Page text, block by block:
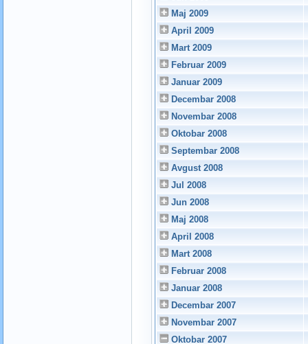
Maj 2009
April 2009
Mart 2009
Februar 2009
Januar 2009
Decembar 2008
Novembar 2008
Oktobar 2008
Septembar 2008
Avgust 2008
Jul 2008
Jun 2008
Maj 2008
April 2008
Mart 2008
Februar 2008
Januar 2008
Decembar 2007
Novembar 2007
Oktobar 2007